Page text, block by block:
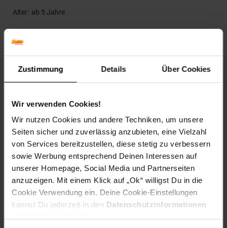
Zustimmung Details Über Cookies
Wir verwenden Cookies!
Wir nutzen Cookies und andere Techniken, um unsere
Seiten sicher und zuverlässig anzubieten, eine Vielzahl
von Services bereitzustellen, diese stetig zu verbessern
sowie Werbung entsprechend Deinen Interessen auf
unserer Homepage, Social Media und Partnerseiten
anzuzeigen. Mit einem Klick auf „Ok“ willigst Du in die
Cookie Verwendung ein. Deine Cookie-Einstellungen
kannst Du jederzeit in den Datenschutzinformationen
Alter ab 5 Jahre
EAN: 8719904352475
Artikel gehört zur Kategorie:Weitere Outdoor-Spielzeuge
Versandinformationen
Herstellerinformationen
Fußzeile
Weitere Online-Angebote
Netto Reisen TV-Shop Weinwelt